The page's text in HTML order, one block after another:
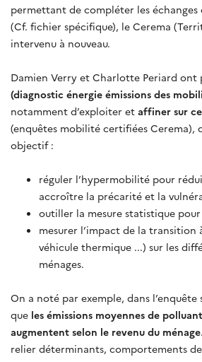
permettant de compléter les échanges
(Cf. fichier spécifique), le Cerema
intervenu à nouveau.
Damien Verry et Charlotte Periard ont
(diagnostic énergie émissions des
notamment d’exploiter et affiner sur ce
(enquêtes mobilité certifiées Cerema),
objectif :
réguler l’hypermobilité pour
accroître la précarité et la
outiller la mesure statistique
mesurer l’impact de la transition
véhicule thermique ...) sur les
ménages.
On a noté par exemple, dans l’enquête
que les émissions moyennes de
augmentent selon le revenu du ménage
relier déterminants, comportements